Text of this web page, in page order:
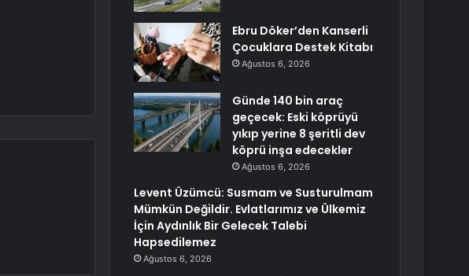
Ebru Döker’den Kanserli
Çocuklara Destek Kitabı
Ağustos 6, 2026
Günde 140 bin araç
geçecek: Eski köprüyü
yıkıp yerine 8 şeritli dev
köprü inşa edecekler
Ağustos 6, 2026
Levent Üzümcü: Susmam ve Susturulmam
Mümkün Değildir. Evlatlarımız ve Ülkemiz
İçin Aydınlık Bir Gelecek Talebi
Hapsedilemez
Ağustos 6, 2026